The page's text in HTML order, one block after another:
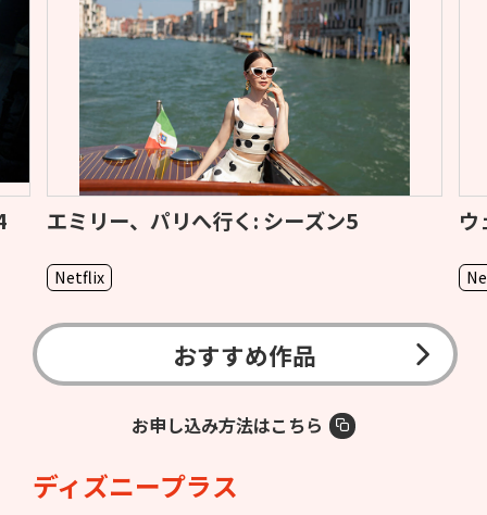
エミリー、パリへ行く: シーズン5
Netflix
ウ
おすすめ作品
お申し込み方法はこちら
ディズニープラス